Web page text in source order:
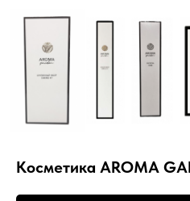
Косметика AROMA